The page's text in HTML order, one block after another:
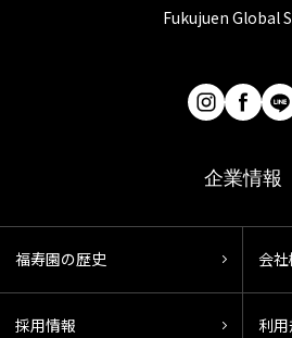
Fukujuen Global
企業情報
福寿園の歴史 会
採用情報 利